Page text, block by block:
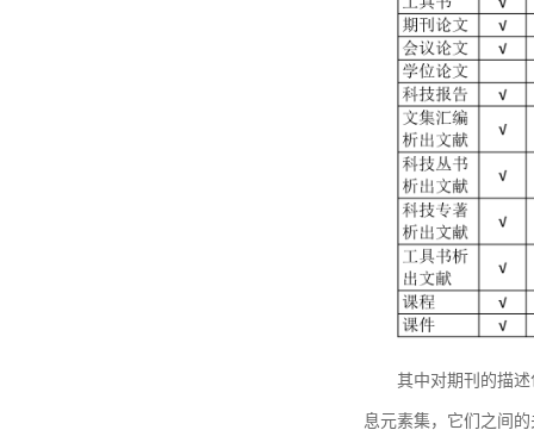
其中对期刊的描
息元素集，它们之间